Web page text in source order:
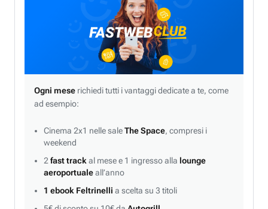
Ogni mese richiedi tutti i vantaggi dedicate a te, come
ad esempio:
Cinema 2x1 nelle saleThe Space, compresi i
weekend
2 fast track al mese e 1 ingresso alla lounge
aeroportualeall’anno
1 ebook Feltrinelli a scelta su 3 titoli